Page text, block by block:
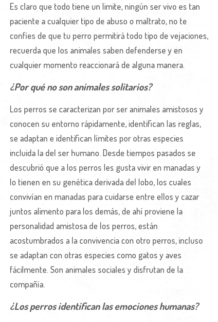
Es claro que todo tiene un limite, ningún ser vivo es tan
paciente a cualquier tipo de abuso o maltrato, no te
confíes de que tu perro permitirá todo tipo de vejaciones,
recuerda que los animales saben defenderse y en
cualquier momento reaccionará de alguna manera.
¿Por qué no son animales solitarios?
Los perros se caracterizan por ser animales amistosos y
conocen su entorno rápidamente, identifican las reglas,
se adaptan e identifican límites por otras especies
incluida la del ser humano. Desde tiempos pasados se
descubrió que a los perros les gusta vivir en manadas y
lo tienen en su genética derivada del lobo, los cuales
convivían en manadas para cuidarse entre ellos y cazar
juntos alimento para los demás, de ahí proviene la
personalidad amistosa de los perros, están
acostumbrados a la convivencia con otro perros, incluso
se adaptan con otras especies como gatos y aves
fácilmente. Son animales sociales y disfrutan de la
compañía.
¿Los perros identifican las emociones humanas?